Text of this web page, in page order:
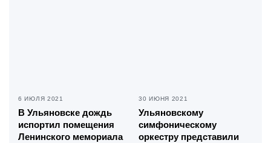
6 ИЮЛЯ 2021
В Ульяновске дождь
испортил помещения
Ленинского мемориала
30 ИЮНЯ 2021
Ульяновскому
симфоническому
оркестру представили